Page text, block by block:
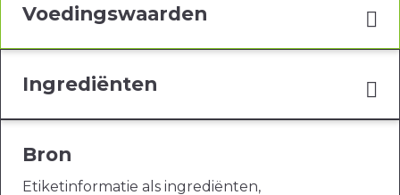
Voedingswaarden
Ingrediënten
Bron
Etiketinformatie als ingrediënten,